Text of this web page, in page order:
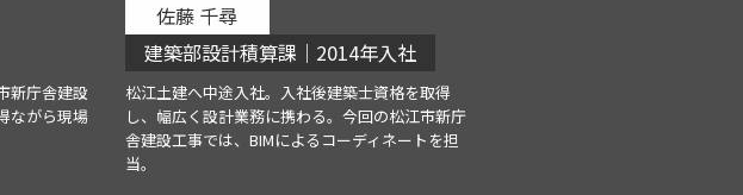
新庁舎建設
ながら現場
佐藤 千尋
建築部設計積算課｜2014年入社
松江土建へ中途入社。入社後建築士資格を取得
し、幅広く設計業務に携わる。今回の松江市新庁
舎建設工事では、BIMによるコーディネートを担
当。